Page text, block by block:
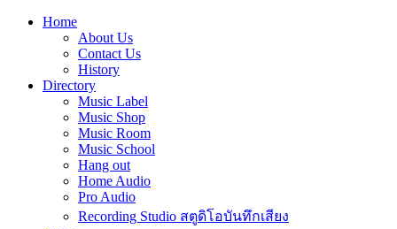
Home
About Us
Contact Us
History
Directory
Music Label
Music Shop
Music Room
Music School
Hang out
Home Audio
Pro Audio
Recording Studio สตูดิโอบันทึกเสียง